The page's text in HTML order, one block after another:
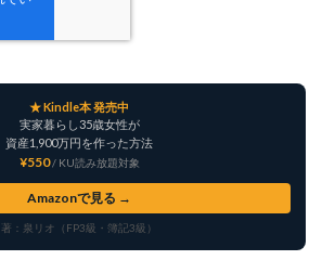
★ Kindle本 発売中
実家暮らし35歳女性が
資産1,900万円を作った方法
¥550 / KU読み放題対象
Amazonで見る →
著：泉リオ（FP3級・簿記3級）